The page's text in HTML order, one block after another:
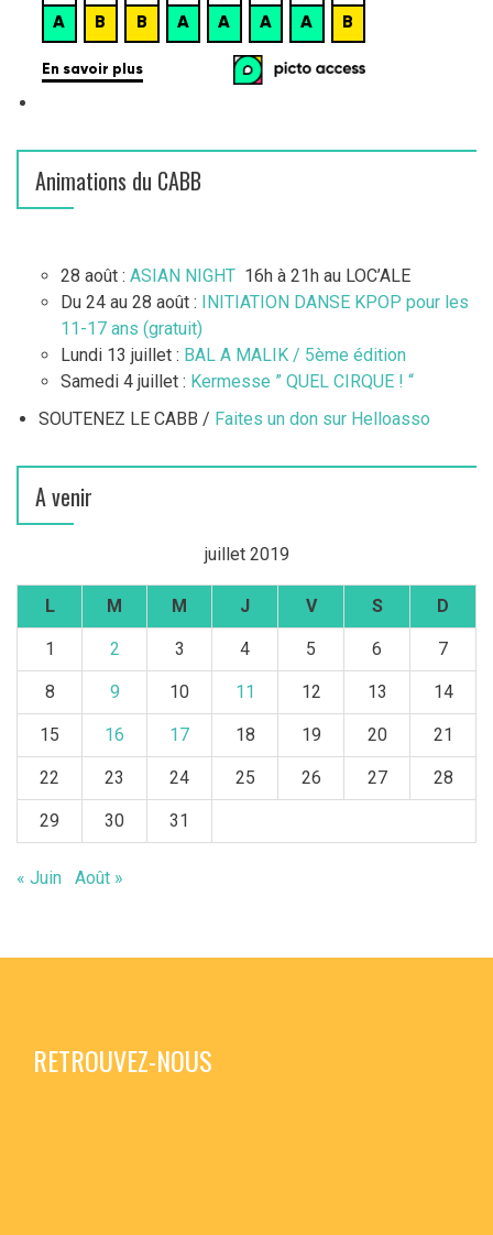
Animations du CABB
28 août : ASIAN NIGHT 16h à 21h au LOC’ALE
Du 24 au 28 août : INITIATION DANSE KPOP pour les
11-17 ans (gratuit)
Lundi 13 juillet : BAL A MALIK / 5ème édition
Samedi 4 juillet : Kermesse ” QUEL CIRQUE ! “
SOUTENEZ LE CABB / Faites un don sur Helloasso
A venir
juillet 2019
L M M J V S D
1 2 3 4 5 6 7
8 9 10 11 12 13 14
15 16 17 18 19 20 21
22 23 24 25 26 27 28
29 30 31
« Juin Août »
RETROUVEZ-NOUS